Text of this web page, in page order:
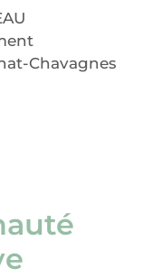
Chavagnes